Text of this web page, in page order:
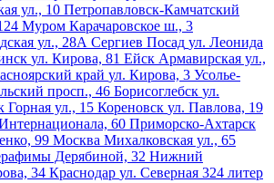
ул., 10 Петропавловск-Камчатский
Муром Карачаровское ш., 3
ул., 28А Сергиев Посад ул. Леонида
ул. Кирова, 81 Ейск Армавирская ул.,
край ул. Кирова, 3 Усолье-
просп., 46 Борисоглебск ул.
Горная ул., 15 Кореновск ул. Павлова, 19
60 Приморско-Ахтарск
99 Москва Михалковская ул., 65
Дерябиной, 32 Нижний
34 Краснодар ул. Северная 324 литер